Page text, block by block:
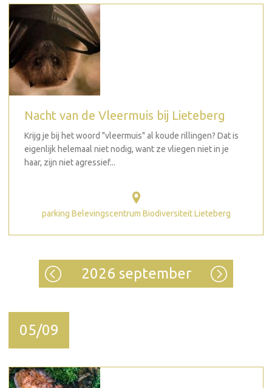
Nacht van de Vleermuis bij Lieteberg
Krijg je bij het woord "vleermuis" al koude rillingen? Dat is
eigenlijk helemaal niet nodig, want ze vliegen niet in je
haar, zijn niet agressief...
parking Belevingscentrum Biodiversiteit Lieteberg
2026 september
05/09